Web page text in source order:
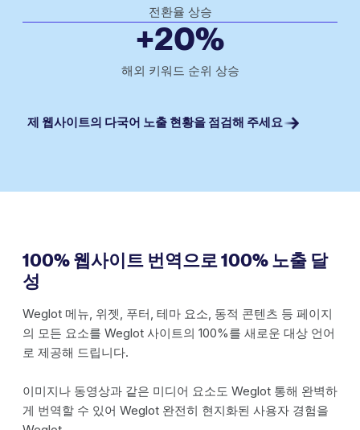
전환율 상승
+20%
해외 키워드 순위 상승
제 웹사이트의 다국어 노출 현황을 점검해 주세요
100% 웹사이트 번역으로 100% 노출 달
성
Weglot 메뉴, 위젯, 푸터, 테마 요소, 동적 콘텐츠 등 페이지
의 모든 요소를 Weglot 사이트의 100%를 새로운 대상 언어
로 제공해 드립니다.
이미지나 동영상과 같은 미디어 요소도 Weglot 통해 완벽하
게 번역할 수 있어 Weglot 완전히 현지화된 사용자 경험을